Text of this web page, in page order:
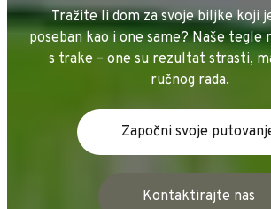
Tražite li dom za svoje biljke koji
poseban kao i one same? Naše tegle
s trake – one su rezultat strasti,
ručnog rada.
Započni svoje
Kontaktirajte nas